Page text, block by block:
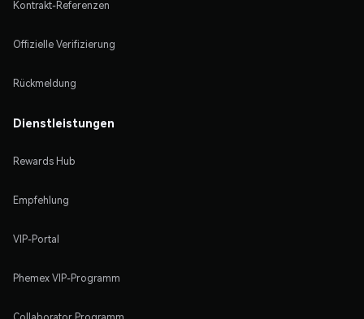
Kontrakt-Referenzen
Offizielle Verifizierung
Rückmeldung
Dienstleistungen
Rewards Hub
Empfehlung
VIP-Portal
Phemex VIP-Programm